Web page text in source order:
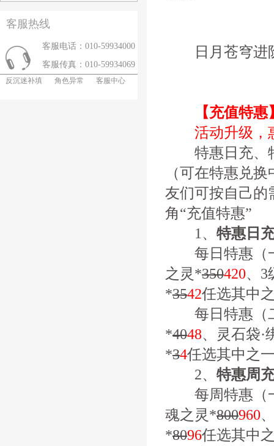
客服热线
客服电话：010-59934000
客服传真：010-59934069
反沉迷补填 角色异常 客服中心
日月苍穹进
【充值特惠
活动升级，
特惠日充、特
（可在特惠兑
友们可按自己的
角“充值特惠”
1、 特惠日
每日特惠（
之灵*350420、3
*3542任选其中
每日特惠（
*4048、灵石袋·
*34任选其中之
2、 特惠周
每周特惠（
魂之灵*800960
*8096任选其中